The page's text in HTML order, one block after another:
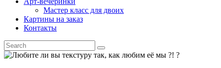
Мастер класс для двоих
Картины на заказ
Контакты